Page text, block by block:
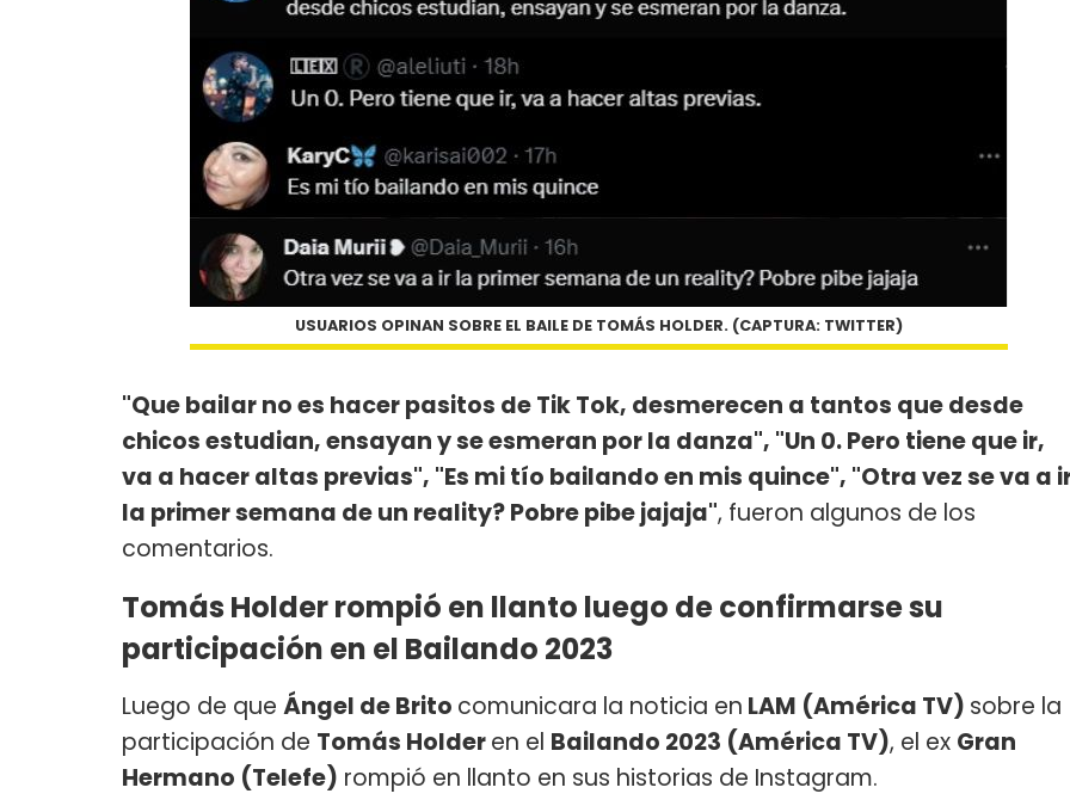
USUARIOS OPINAN SOBRE EL BAILE DE TOMÁS HOLDER. (CAPTURA: TWITTER)
"Que bailar no es hacer pasitos de Tik Tok, desmerecen a tantos que desde
chicos estudian, ensayan y se esmeran por la danza", "Un 0. Pero tiene que ir,
va a hacer altas previas", "Es mi tío bailando en mis quince", "Otra vez se va a
la primer semana de un reality? Pobre pibe jajaja", fueron algunos de los
comentarios.
Tomás Holder rompió en llanto luego de confirmarse su
participación en el Bailando 2023
Luego de que Ángel de Brito comunicara la noticia en LAM (América TV) sobre la
participación de Tomás Holderen el Bailando 2023 (América TV), el ex Gran
Hermano (Telefe) rompió en llanto en sus historias de Instagram.